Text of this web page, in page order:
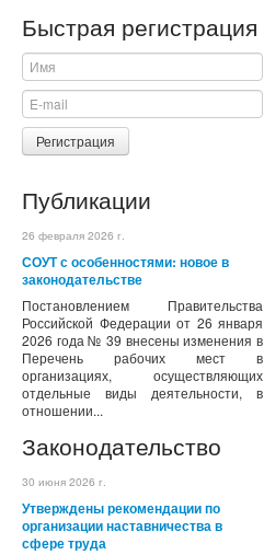
Быстрая регистрация
Регистрация
Публикации
26 февраля 2026 г.
СОУТ с особенностями: новое в
законодательстве
Постановлением Правительства
Российской Федерации от 26 января
2026 года № 39 внесены изменения в
Перечень рабочих мест в
организациях, осуществляющих
отдельные виды деятельности, в
отношении...
Законодательство
30 июня 2026 г.
Утверждены рекомендации по
организации наставничества в
сфере труда